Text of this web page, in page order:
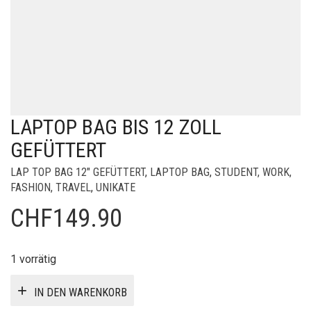
LAPTOP BAG BIS 12 ZOLL
GEFÜTTERT
LAP TOP BAG 12" GEFÜTTERT, LAPTOP BAG, STUDENT, WORK,
FASHION, TRAVEL, UNIKATE
CHF149.90
1 vorrätig
IN DEN WARENKORB